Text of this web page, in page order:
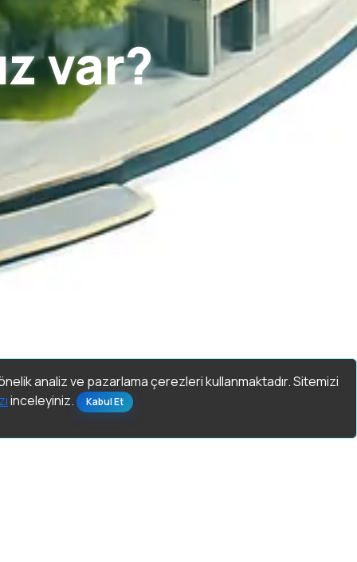
analiz ve pazarlama çerezleri kullanmaktadır. Sitemizi
inceleyiniz. Kabul Et
var?